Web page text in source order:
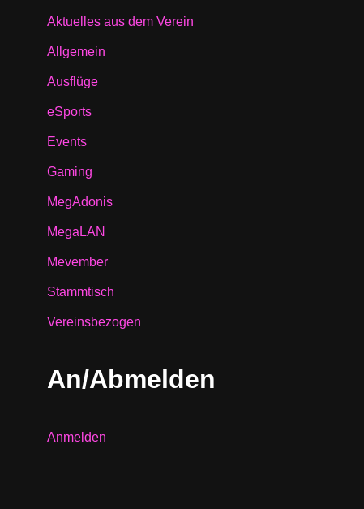
Aktuelles aus dem Verein
Allgemein
Ausflüge
eSports
Events
Gaming
MegAdonis
MegaLAN
Mevember
Stammtisch
Vereinsbezogen
An/Abmelden
Anmelden